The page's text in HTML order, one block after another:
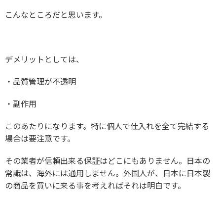
こんなところだと思います。
デメリットとしては、
・品質管理が不透明
・副作用
このあたりになります。特に個人で仕入れを全て完結する
場合は要注意です。
その業者が信頼出来る保証はどこにもありません。日本の
常識は、海外には通用しません。外国人が、日本に日本製
の商品を買いに来る事を考えればそれは明白です。